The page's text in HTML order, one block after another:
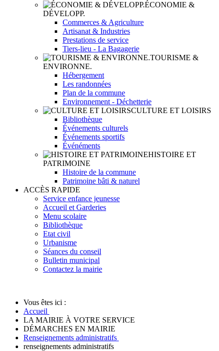
ÉCONOMIE &
DÉVELOPP.
Commerces & Agriculture
Artisanat & Industries
Prestations de service
Tiers-lieu - La Bagagerie
TOURISME &
ENVIRONNE.
Hébergement
Les randonnées
Plan de la commune
Environnement - Déchetterie
CULTURE ET LOISIRS
Bibliothèque
Événements culturels
Événements sportifs
Événéments
HISTOIRE ET
PATRIMOINE
Histoire de la commune
Patrimoine bâti & naturel
ACCÈS RAPIDE
Service enfance jeunesse
Accueil et Garderies
Menu scolaire
Bibliothèque
Etat civil
Urbanisme
Séances du conseil
Bulletin municipal
Contactez la mairie
Vous êtes ici :
Accueil
LA MAIRIE À VOTRE SERVICE
DÉMARCHES EN MAIRIE
Renseignements administratifs
renseignements administratifs